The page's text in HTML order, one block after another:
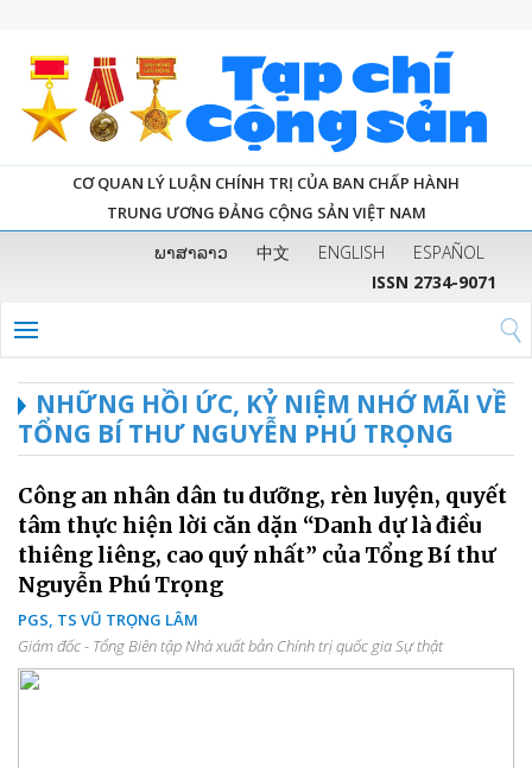
CƠ QUAN LÝ LUẬN CHÍNH TRỊ CỦA BAN CHẤP HÀNH
TRUNG ƯƠNG ĐẢNG CỘNG SẢN VIỆT NAM
ພາສາລາວ 中文 ENGLISH
ESPAÑOL
ISSN 2734-9071
NHỮNG HỒI ỨC, KỶ NIỆM NHỚ MÃI VỀ
TỔNG BÍ THƯ NGUYỄN PHÚ TRỌNG
Công an nhân dân tu dưỡng, rèn luyện, quyết
tâm thực hiện lời căn dặn “Danh dự là điều
thiêng liêng, cao quý nhất” của Tổng Bí thư
Nguyễn Phú Trọng
PGS, TS VŨ TRỌNG LÂM
Giám đốc - Tổng Biên tập Nhà xuất bản Chính trị quốc gia Sự thật